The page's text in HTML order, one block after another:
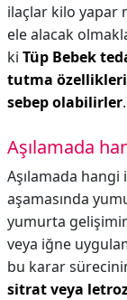
ilaçlar kilo yapar
ele alacak
ki Tüp Bebek
tutma özellikleri
sebep olabilirler.
Aşılamada
Aşılamada hangi
aşamasında
yumurta
veya iğne
bu karar
sitrat veya